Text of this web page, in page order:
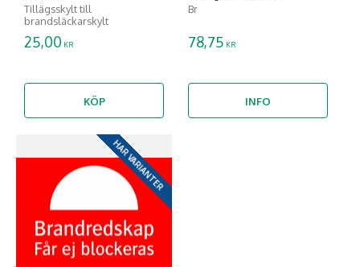
Tillägsskylt till
brandsläckarskylt
25,00 KR
KÖP
Br
78,75 KR
INFO
HAR VARIANTER